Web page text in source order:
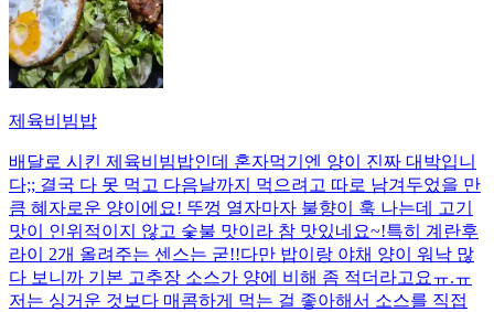
제육비빔밥
배달로 시킨 제육비빔밥인데 혼자먹기엔 양이 진짜 대박입니
다;; 결국 다 못 먹고 다음날까지 먹으려고 따로 남겨두었을 만
큼 혜자로운 양이에요! 뚜껑 열자마자 불향이 훅 나는데 고기
맛이 인위적이지 않고 숯불 맛이라 참 맛있네요~!특히 계란후
라이 2개 올려주는 센스는 굳!! ​다만 밥이랑 야채 양이 워낙 많
다 보니까 기본 고추장 소스가 양에 비해 좀 적더라고요ㅠ.ㅠ
저는 싱거운 것보다 매콤하게 먹는 걸 좋아해서 소스를 직접